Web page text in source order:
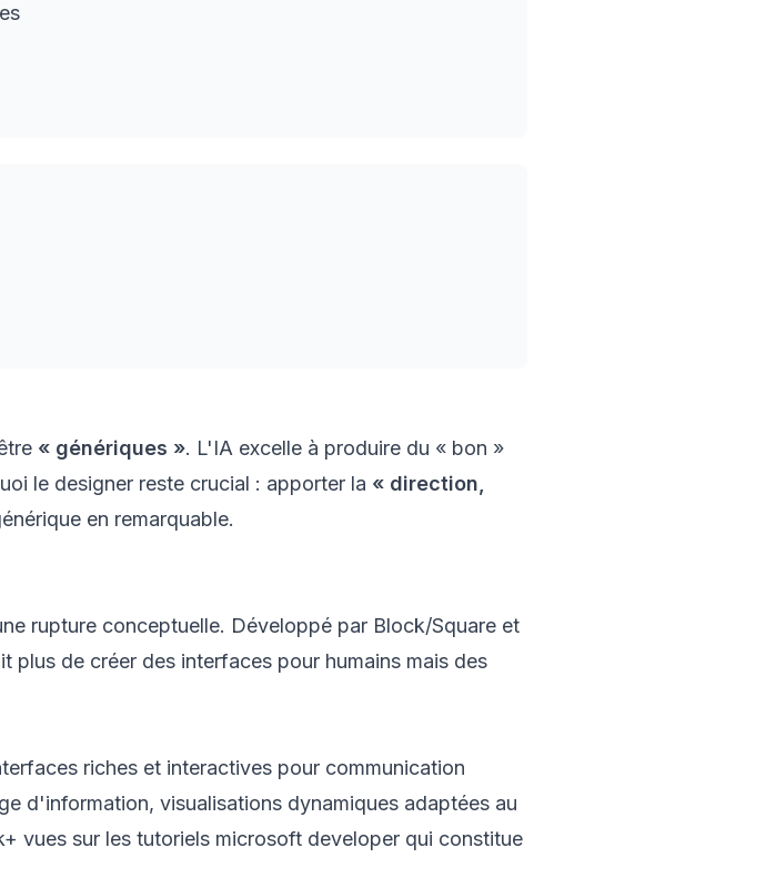
« génériques ». L'IA excelle à produire du « bon »
le designer reste crucial : apporter la « direction,
en remarquable.
rupture conceptuelle. Développé par Block/Square et
de créer des interfaces pour humains mais des
riches et interactives pour communication
d'information, visualisations dynamiques adaptées au
vues sur les tutoriels microsoft developer qui constitue